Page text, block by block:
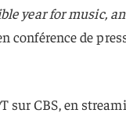
year for music,
conférence de
sur CBS, en